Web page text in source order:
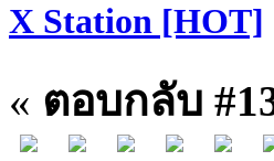
X Station [HOT]
« ตอบกลับ